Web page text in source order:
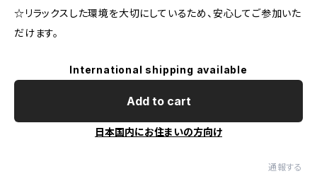
☆リラックスした環境を大切にしているため、安心してご参加いた
だけます。
International shipping available
Add to cart
日本国内にお住まいの方向け
通報する